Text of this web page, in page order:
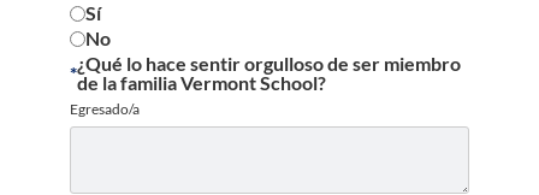
Sí
No
¿Qué lo hace sentir orgulloso de ser miembro
de la familia Vermont School?
*
Egresado/a